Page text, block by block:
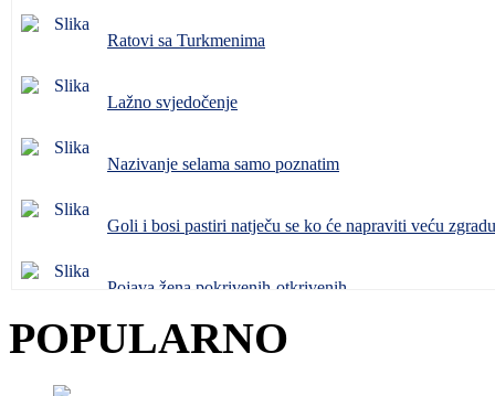
Ratovi sa Turkmenima
Lažno svjedočenje
Nazivanje selama samo poznatim
Goli i bosi pastiri natječu se ko će napraviti veću zgradu
Pojava žena pokrivenih-otkrivenih
Pojava da ropkinja rodi svoga gospodara
POPULARNO